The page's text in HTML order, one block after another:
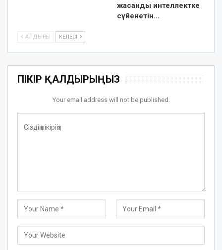
жасанды интеллектке
сүйенетін…
АЛДЫҢҒЫ КЕЛЕСІ
ПІКІР ҚАЛДЫРЫҢЫЗ
Your email address will not be published.